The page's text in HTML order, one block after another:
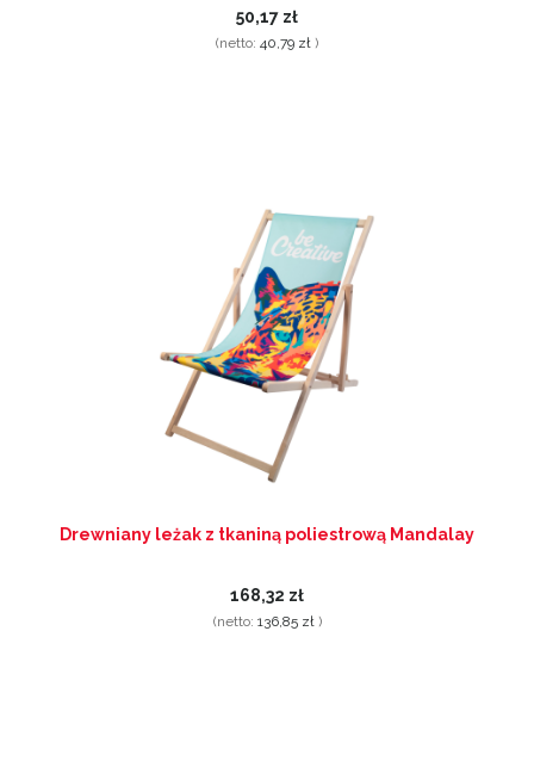
50,17 zł
(netto: 40,79 zł )
Drewniany leżak z tkaniną poliestrową Mandalay
168,32 zł
(netto: 136,85 zł)